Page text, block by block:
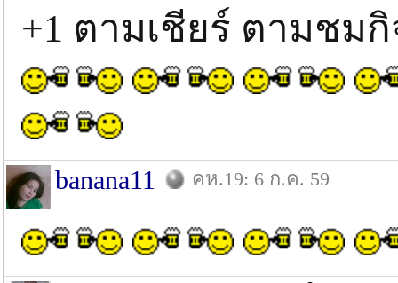
+1 ตามเชียร์ ตามชม
banana11 คห.19: 6 ก.ค. 59